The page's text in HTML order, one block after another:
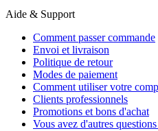
Aide & Support
Comment passer commande
Envoi et livraison
Politique de retour
Modes de paiement
Comment utiliser votre
Clients professionnels
Promotions et bons d'achat
Vous avez d'autres